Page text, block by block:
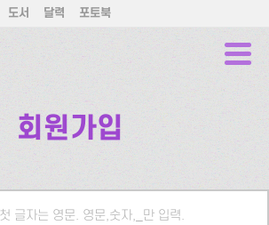
도서 달력 포토북
회원가입
첫 글자는 영문. 영문,숫자,_만 입력.